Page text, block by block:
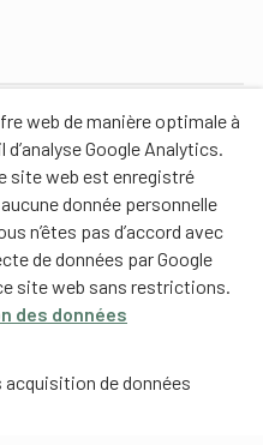
web de manière optimale à
Google Analytics.
site web est enregistré
donnée personnelle
n’êtes pas d’accord avec
de données par Google
site web sans restrictions.
des données
acquisition de données
de Macolin HEFSM